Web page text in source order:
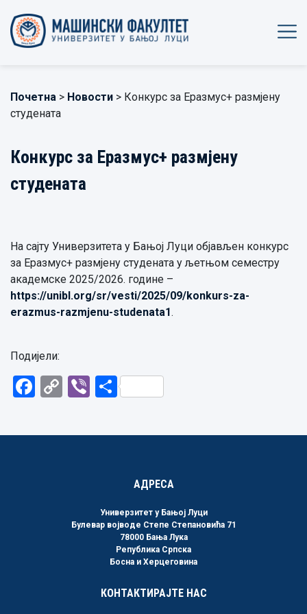
Почетна > Новости > Конкурс за Еразмус+ размјену
студената
Конкурс за Еразмус+ размјену
студената
На сајту Универзитета у Бањој Луци објављен конкурс
за Еразмус+ размјену студената у љетњом семестру
академске 2025/2026. године –
https://unibl.org/sr/vesti/2025/09/konkurs-za-
erazmus-razmjenu-studenata1.
Подијели:
Facebook
CopyViberShare
АДРЕСА
Универзитет у Бањој Луци
Булевар војводе Степе Степановића 71
78000 Бања Лука
Република Српска
Босна и Херцеговина
КОНТАКТИРАЈТЕ НАС